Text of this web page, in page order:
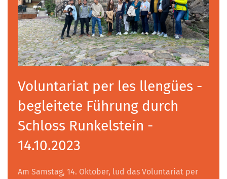
Voluntariat per les llengües -
begleitete Führung durch
Schloss Runkelstein -
14.10.2023
Am Samstag, 14. Oktober, lud das Voluntariat per